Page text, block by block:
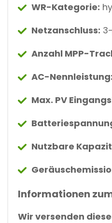
WR-Kategorie:
Netzanschluss:
Anzahl MPP-
AC-Nennleistung:
Max. PV
Nutzbare
Informationen
Wir versenden